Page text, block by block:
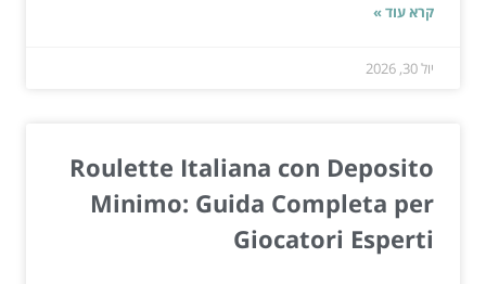
קרא עוד »
יול 30, 2026
Roulette Italiana con Deposito
Minimo: Guida Completa per
Giocatori Esperti